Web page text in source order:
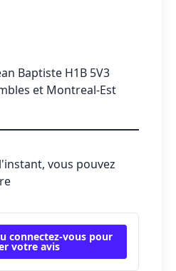
Baptiste H1B 5V3
et Montreal-Est
vous pouvez
connectez-vous pour
votre avis